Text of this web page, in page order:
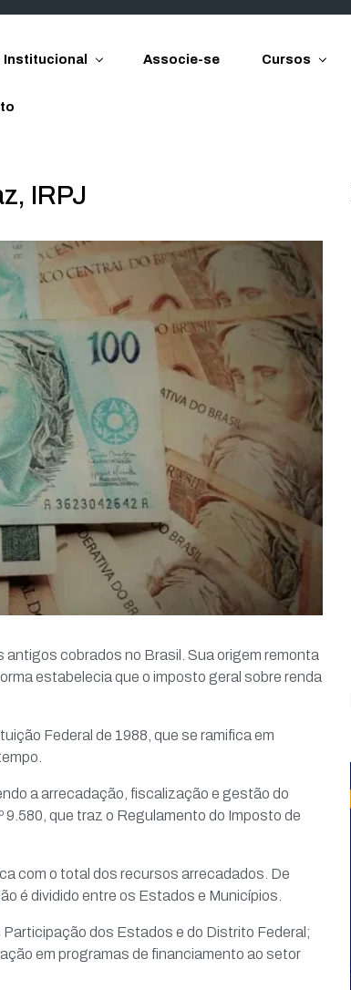
Institucional Associe-se Cursos
IRPJ
cobrados no Brasil. Sua origem remonta
estabelecia que o imposto geral sobre renda
Federal de 1988, que se ramifica em
a arrecadação, fiscalização e gestão do
9.580, que traz o Regulamento do Imposto de
com o total dos recursos arrecadados. De
é dividido entre os Estados e Municípios.
dos Estados e do Distrito Federal;
em programas de financiamento ao setor